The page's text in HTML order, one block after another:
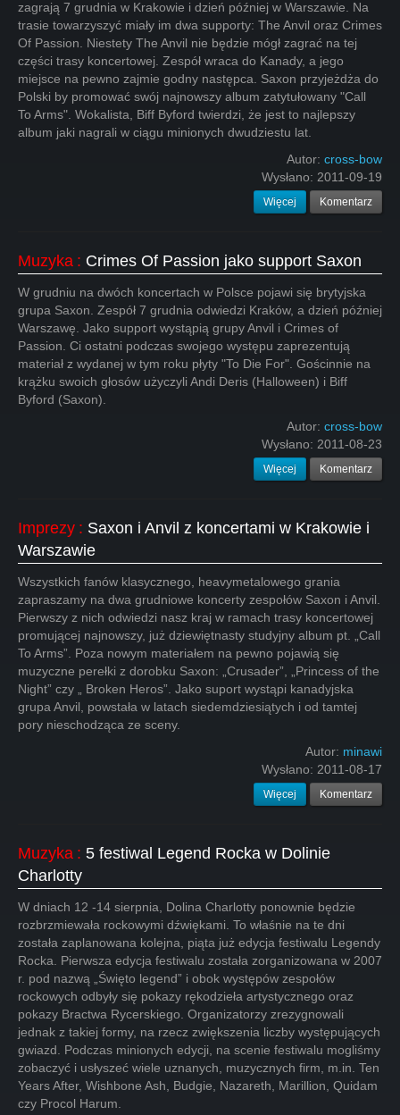
zagrają 7 grudnia w Krakowie i dzień później w Warszawie. Na
trasie towarzyszyć miały im dwa supporty: The Anvil oraz Crimes
Of Passion. Niestety The Anvil nie będzie mógł zagrać na tej
części trasy koncertowej. Zespół wraca do Kanady, a jego
miejsce na pewno zajmie godny następca. Saxon przyjeżdża do
Polski by promować swój najnowszy album zatytułowany "Call
To Arms". Wokalista, Biff Byford twierdzi, że jest to najlepszy
album jaki nagrali w ciągu minionych dwudziestu lat.
Autor: cross-bow
Wysłano: 2011-09-19
Więcej Komentarz
Muzyka : Crimes Of Passion jako support Saxon
W grudniu na dwóch koncertach w Polsce pojawi się brytyjska
grupa Saxon. Zespół 7 grudnia odwiedzi Kraków, a dzień później
Warszawę. Jako support wystąpią grupy Anvil i Crimes of
Passion. Ci ostatni podczas swojego występu zaprezentują
materiał z wydanej w tym roku płyty "To Die For". Gościnnie na
krążku swoich głosów użyczyli Andi Deris (Halloween) i Biff
Byford (Saxon).
Autor: cross-bow
Wysłano: 2011-08-23
Więcej Komentarz
Imprezy : Saxon i Anvil z koncertami w Krakowie i
Warszawie
Wszystkich fanów klasycznego, heavymetalowego grania
zapraszamy na dwa grudniowe koncerty zespołów Saxon i Anvil.
Pierwszy z nich odwiedzi nasz kraj w ramach trasy koncertowej
promującej najnowszy, już dziewiętnasty studyjny album pt. „Call
To Arms”. Poza nowym materiałem na pewno pojawią się
muzyczne perełki z dorobku Saxon: „Crusader”, „Princess of the
Night” czy „ Broken Heros”. Jako suport wystąpi kanadyjska
grupa Anvil, powstała w latach siedemdziesiątych i od tamtej
pory nieschodząca ze sceny.
Autor: minawi
Wysłano: 2011-08-17
Więcej Komentarz
Muzyka : 5 festiwal Legend Rocka w Dolinie
Charlotty
W dniach 12 -14 sierpnia, Dolina Charlotty ponownie będzie
rozbrzmiewała rockowymi dźwiękami. To właśnie na te dni
została zaplanowana kolejna, piąta już edycja festiwalu Legendy
Rocka. Pierwsza edycja festiwalu została zorganizowana w 2007
r. pod nazwą „Święto legend” i obok występów zespołów
rockowych odbyły się pokazy rękodzieła artystycznego oraz
pokazy Bractwa Rycerskiego. Organizatorzy zrezygnowali
jednak z takiej formy, na rzecz zwiększenia liczby występujących
gwiazd. Podczas minionych edycji, na scenie festiwalu mogliśmy
zobaczyć i usłyszeć wiele uznanych, muzycznych firm, m.in. Ten
Years After, Wishbone Ash, Budgie, Nazareth, Marillion, Quidam
czy Procol Harum.